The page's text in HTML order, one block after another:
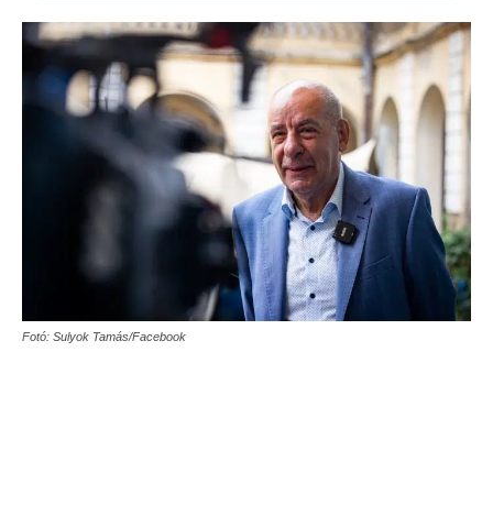
Fotó: Sulyok Tamás/Facebook